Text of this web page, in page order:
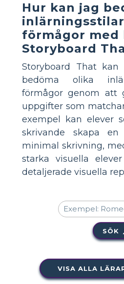
Hur kan jag
förmågor med
Storyboard
Storyboard That
bedöma olika
förmågor genom att
uppgifter som matchar
exempel kan elever
skrivande skapa en
minimal skrivning,
starka visuella
detaljerade visuella
SÖK
VISA ALLA